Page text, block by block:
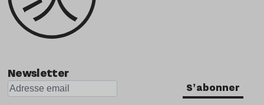
Newsletter
S'abonner